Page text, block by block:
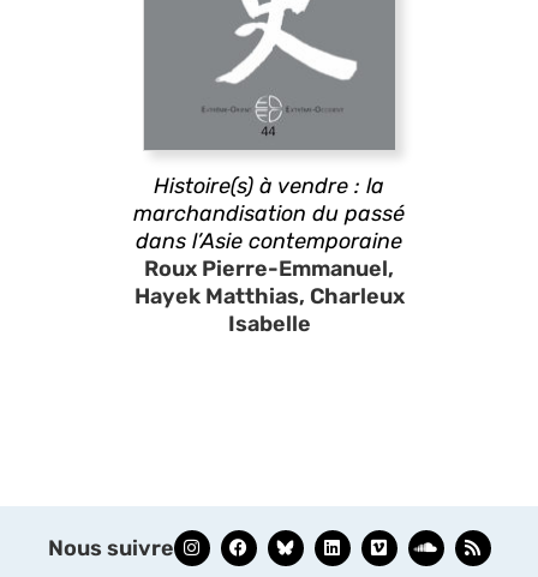
Histoire(s) à vendre : la
marchandisation du passé
dans l’Asie contemporaine
Roux Pierre-Emmanuel,
Hayek Matthias, Charleux
Isabelle
Nous suivre